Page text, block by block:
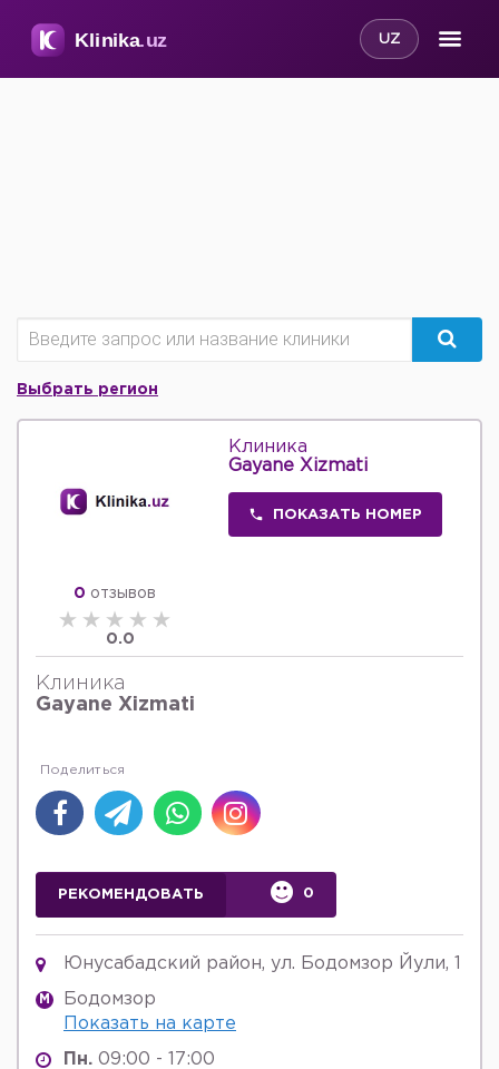
UZ
Выбрать регион
0 отзывов
0.0
Клиника
Gayane Xizmati
ПОКАЗАТЬ НОМЕР
Клиника
Gayane Xizmati
РЕКОМЕНДОВАТЬ 0
Юнусабадский район, ул. Бодомзор Йули, 1
M
Бодомзор
Показать на карте
Пн. 09:00 - 17:00